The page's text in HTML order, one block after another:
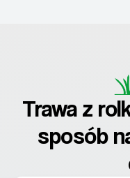
Trawa z
sposób